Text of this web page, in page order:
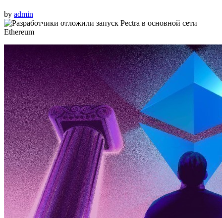
by admin